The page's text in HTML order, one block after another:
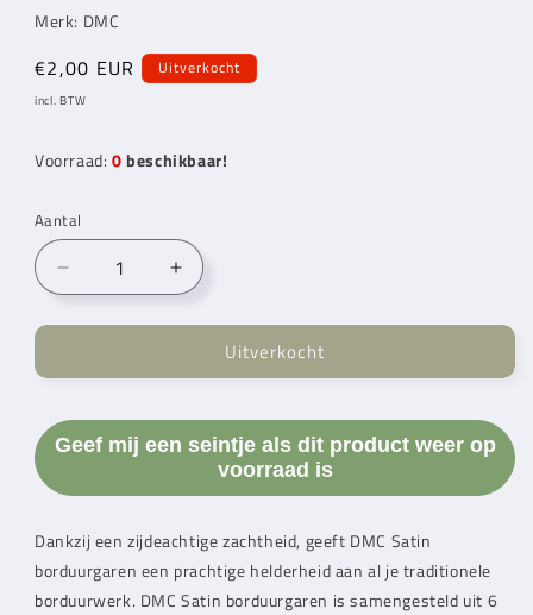
Merk: DMC
Normale
prijs
€2,00 EUR Uitverkocht
incl. BTW
Voorraad: 0 beschikbaar!
Aantal
Aantal
verlagen
voor
Satin
Aantal
verhogen
voor
Satin
Uitverkocht
Geef mij een seintje als dit product weer op
voorraad is
Dankzij een zijdeachtige zachtheid, geeft DMC Satin
borduurgaren een prachtige helderheid aan al je traditionele
borduurwerk. DMC Satin borduurgaren is samengesteld uit 6